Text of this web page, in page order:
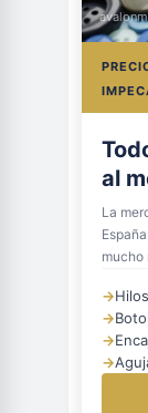
al
La
mucho
→
→
→
→